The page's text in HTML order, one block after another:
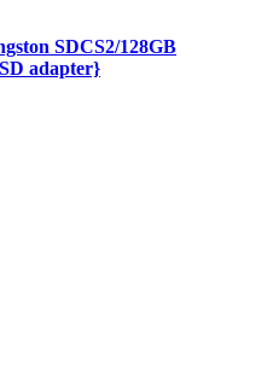
SDCS2/128GB
adapter}